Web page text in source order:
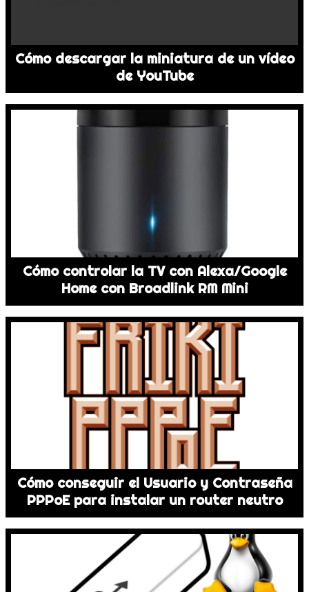
Cómo descargar la miniatura de un vídeo
de YouTube
Cómo controlar la TV con Alexa/Google
Home con Broadlink RM Mini
Cómo conseguir el Usuario y Contraseña
PPPoE para instalar un router neutro